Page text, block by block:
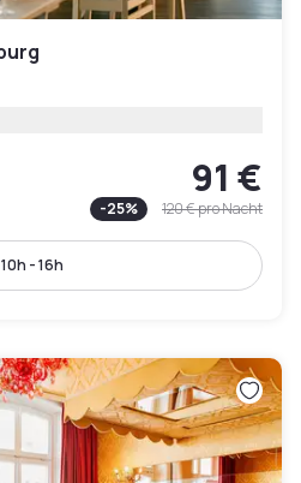
91 €
-25% 120 €pro Nacht
10h - 16h